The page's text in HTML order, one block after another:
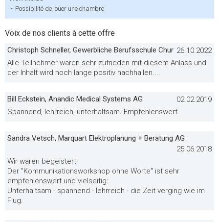
- Possibilité de louer une chambre
Voix de nos clients à cette offre
Christoph Schneller, Gewerbliche Berufsschule Chur 26.10.2022
Alle Teilnehmer waren sehr zufrieden mit diesem Anlass und
der Inhalt wird noch lange positiv nachhallen....
Bill Eckstein, Anandic Medical Systems AG
02.02.2019
Spannend, lehrreich, unterhaltsam. Empfehlenswert.
Sandra Vetsch, Marquart Elektroplanung + Beratung AG
25.06.2018
Wir waren begeistert!
Der "Kommunikationsworkshop ohne Worte" ist sehr
empfehlenswert und vielseitig:
Unterhaltsam - spannend - lehrreich - die Zeit verging wie im
Flug.